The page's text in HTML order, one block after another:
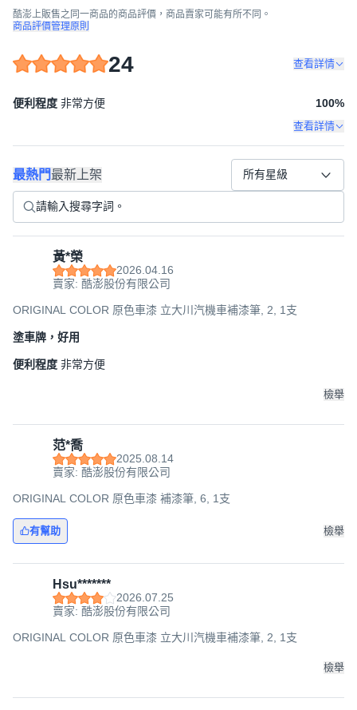
酷澎上販售之同一商品的商品評價，商品賣家可能有所不同。
商品評價管理原則
24 查看詳情
便利程度 非常方便 100%
查看詳情
最熱門最新上架 所有星級
黃*榮
2026.04.16
賣家: 酷澎股份有限公司
ORIGINAL COLOR 原色車漆 立大川汽機車補漆筆, 2, 1支
塗車牌，好用
便利程度 非常方便
檢舉
范*喬
2025.08.14
賣家: 酷澎股份有限公司
ORIGINAL COLOR 原色車漆 補漆筆, 6, 1支
有幫助 檢舉
Hsu*******
2026.07.25
賣家: 酷澎股份有限公司
ORIGINAL COLOR 原色車漆 立大川汽機車補漆筆, 2, 1支
檢舉